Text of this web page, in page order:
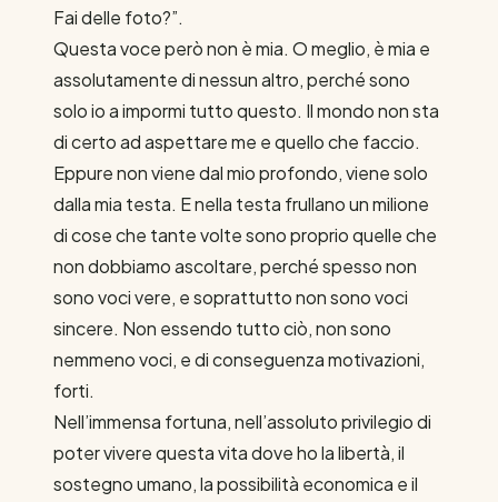
Fai delle foto?”.
Questa voce però non è mia. O meglio, è mia e
assolutamente di nessun altro, perché sono
solo io a impormi tutto questo. Il mondo non sta
di certo ad aspettare me e quello che faccio.
Eppure non viene dal mio profondo, viene solo
dalla mia testa. E nella testa frullano un milione
di cose che tante volte sono proprio quelle che
non dobbiamo ascoltare, perché spesso non
sono voci vere, e soprattutto non sono voci
sincere. Non essendo tutto ciò, non sono
nemmeno voci, e di conseguenza motivazioni,
forti.
Nell’immensa fortuna, nell’assoluto privilegio di
poter vivere questa vita dove ho la libertà, il
sostegno umano, la possibilità economica e il